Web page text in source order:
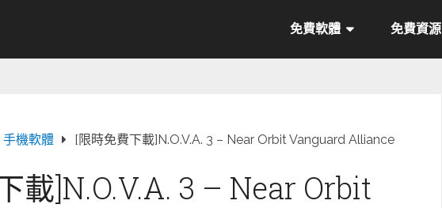
免費軟體 免費資源
手機軟體 [限時免費下載]N.O.V.A. 3 – Near Orbit Vanguard Alliance
載]N.O.V.A. 3 – Near Orbit